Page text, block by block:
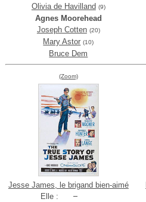
Olivia de Havilland (9)
Agnes Moorehead
Joseph Cotten (20)
Mary Astor (10)
Bruce Dem
(Zoom)
Jesse James, le brigand bien-aimé
Elle :